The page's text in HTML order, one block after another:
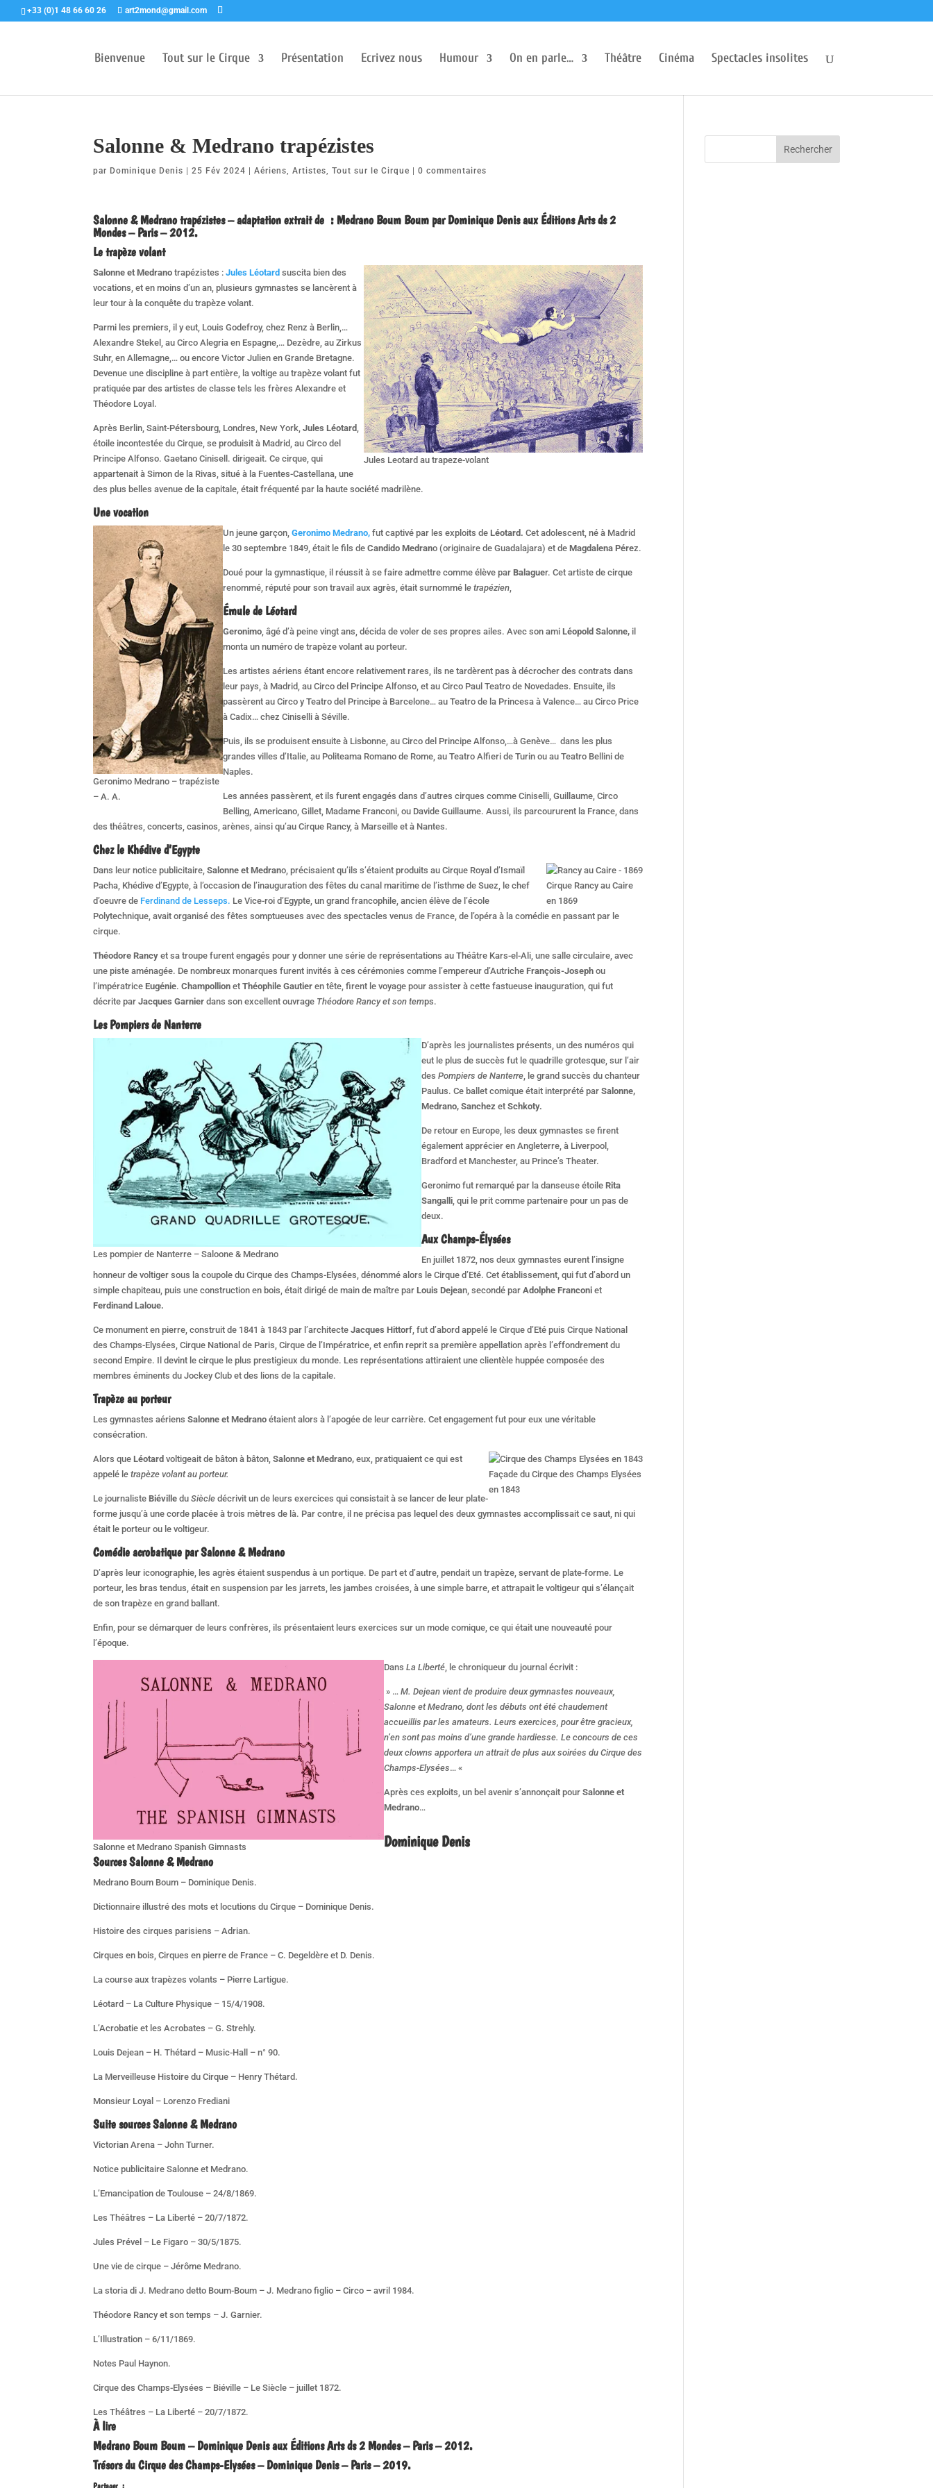
+33 (0)1 48 66 60 26 art2mond@gmail.com
Bienvenue Tout sur le Cirque Présentation Ecrivez nous Humour On en parle… Théâtre Cinéma Spectacles insolites
Salonne & Medrano trapézistes
par Dominique Denis |25 Fév 2024 |Aériens,Artistes,Tout sur le Cirque |0 commentaires
Salonne & Medrano trapézistes – adaptation extrait de : Medrano Boum Boum par Dominique Denis aux Éditions Arts ds 2
Mondes – Paris – 2012.
Le trapèze volant
Jules Leotard au trapeze-volant
Salonne et Medrano trapézistes :Jules Léotard suscita bien des
vocations, et en moins d’un an, plusieurs gymnastes se lancèrent à
leur tour à la conquête du trapèze volant.
Parmi les premiers, il y eut, Louis Godefroy, chez Renz à Berlin,…
Alexandre Stekel, au Circo Alegria en Espagne,… Dezèdre, au Zirkus
Suhr, en Allemagne,… ou encore Victor Julien en Grande Bretagne.
Devenue une discipline à part entière, la voltige au trapèze volant fut
pratiquée par des artistes de classe tels les frères Alexandre et
Théodore Loyal.
Après Berlin, Saint-Pétersbourg, Londres, New York,Jules Léotard ,
étoile incontestée du Cirque, se produisit à Madrid, au Circo del
Principe Alfonso. Gaetano Cinisell. dirigeait. Ce cirque, qui
appartenait à Simon de la Rivas, situé à la Fuentes-Castellana, une
des plus belles avenue de la capitale, était fréquenté par la haute société madrilène.
Une vocation
Geronimo Medrano – trapéziste
– A. A.
Un jeune garçon,Geronimo Medrano, fut captivé par les exploits deLéotard. Cet adolescent, né à Madrid
le 30 septembre 1849, était le fils deCandido Medrano (originaire de Guadalajara) et deMagdalena Pérez.
Doué pour la gymnastique, il réussit à se faire admettre comme élève parBalaguer. Cet artiste de cirque
renommé, réputé pour son travail aux agrès, était surnommé le trapézien,
Émule de Léotard
Geronimo, âgé d’à peine vingt ans, décida de voler de ses propres ailes. Avec son amiLéopold Salonne, il
monta un numéro de trapèze volant au porteur.
Les artistes aériens étant encore relativement rares, ils ne tardèrent pas à décrocher des contrats dans
leur pays, à Madrid, au Circo del Principe Alfonso, et au Circo Paul Teatro de Novedades. Ensuite, ils
passèrent au Circo y Teatro del Principe à Barcelone… au Teatro de la Princesa à Valence… au Circo Price
à Cadix… chez Ciniselli à Séville.
Puis, ils se produisent ensuite à Lisbonne, au Circo del Principe Alfonso,…à Genève… dans les plus
grandes villes d’Italie, au Politeama Romano de Rome, au Teatro Alfieri de Turin ou au Teatro Bellini de
Naples.
Les années passèrent, et ils furent engagés dans d’autres cirques comme Ciniselli, Guillaume, Circo
Belling, Americano, Gillet, Madame Franconi, ou Davide Guillaume. Aussi, ils parcoururent la France, dans
des théâtres, concerts, casinos, arènes, ainsi qu’au Cirque Rancy, à Marseille et à Nantes.
Chez le Khédive d’Egypte
Cirque Rancy au Caire
en 1869
Dans leur notice publicitaire,Salonne et Medrano, précisaient qu’ils s’étaient produits au Cirque Royal d’Ismaïl
Pacha, Khédive d’Egypte, à l’occasion de l’inauguration des fêtes du canal maritime de l’isthme de Suez, le chef
d’oeuvre de Ferdinand de Lesseps. Le Vice-roi d’Egypte, un grand francophile, ancien élève de l’école
Polytechnique, avait organisé des fêtes somptueuses avec des spectacles venus de France, de l’opéra à la comédie en passant par le
cirque.
Théodore Rancyet sa troupe furent engagés pour y donner une série de représentations au Théâtre Kars-el-Ali, une salle circulaire, avec
une piste aménagée. De nombreux monarques furent invités à ces cérémonies comme l’empereur d’AutricheFrançois-Joseph ou
l’impératrice Eugénie.Champollion etThéophile Gautier en tête, firent le voyage pour assister à cette fastueuse inauguration, qui fut
décrite parJacques Garnierdans son excellent ouvrage Théodore Rancy et son temps.
Les Pompiers de Nanterre
Les pompier de Nanterre – Saloone & Medrano
D’après les journalistes présents, un des numéros qui
eut le plus de succès fut le quadrille grotesque, sur l’air
desPompiers de Nanterre, le grand succès du chanteur
Paulus. Ce ballet comique était interprété par Salonne,
Medrano, Sanchez etSchkoty.
De retour en Europe, les deux gymnastes se firent
également apprécier en Angleterre, à Liverpool,
Bradford et Manchester, au Prince’s Theater.
Geronimo fut remarqué par la danseuse étoileRita
Sangalli, qui le prit comme partenaire pour un pas de
deux.
Aux Champs-Élysées
En juillet 1872, nos deux gymnastes eurent l’insigne
honneur de voltiger sous la coupole du Cirque des Champs-Elysées, dénommé alors le Cirque d’Eté. Cet établissement, qui fut d’abord un
simple chapiteau, puis une construction en bois, était dirigé de main de maître parLouis Dejean, secondé parAdolphe Franconi et
Ferdinand Laloue.
Ce monument en pierre, construit de 1841 à 1843 par l’architecteJacques Hittorf, fut d’abord appelé le Cirque d’Eté puis Cirque National
des Champs-Elysées, Cirque National de Paris, Cirque de l’Impératrice, et enfin reprit sa première appellation après l’effondrement du
second Empire. Il devint le cirque le plus prestigieux du monde. Les représentations attiraient une clientèle huppée composée des
membres éminents du Jockey Club et des lions de la capitale.
Trapèze au porteur
Les gymnastes aériensSalonne et Medrano étaient alors à l’apogée de leur carrière. Cet engagement fut pour eux une véritable
consécration.
Façade du Cirque des Champs Elysées
en 1843
Alors que Léotard voltigeait de bâton à bâton,Salonne et Medrano,eux, pratiquaient ce qui est
appelé le trapèze volant au porteur.
Le journalisteBiévilleduSiècle décrivit un de leurs exercices qui consistait à se lancer de leur plate-
forme jusqu’à une corde placée à trois mètres de là. Par contre, il ne précisa pas lequel des deux gymnastes accomplissait ce saut, ni qui
était le porteur ou le voltigeur.
Comédie acrobatique par Salonne & Medrano
D’après leur iconographie, les agrès étaient suspendus à un portique. De part et d’autre, pendait un trapèze, servant de plate-forme. Le
porteur, les bras tendus, était en suspension par les jarrets, les jambes croisées, à une simple barre, et attrapait le voltigeur qui s’élançait
de son trapèze en grand ballant.
Enfin, pour se démarquer de leurs confrères, ils présentaient leurs exercices sur un mode comique, ce qui était une nouveauté pour
l’époque.
Salonne et Medrano Spanish Gimnasts
DansLa Liberté, le chroniqueur du journal écrivit :
» …M. Dejean vient de produire deux gymnastes nouveaux,
Salonne et Medrano, dont les débuts ont été chaudement
accueillis par les amateurs. Leurs exercices, pour être gracieux,
n’en sont pas moins d’une grande hardiesse. Le concours de ces
deux clowns apportera un attrait de plus aux soirées du Cirque des
Champs-Elysées… «
Après ces exploits, un bel avenir s’annonçait pourSalonne et
Medrano…
Dominique Denis
SourcesSalonne & Medrano
Medrano Boum Boum – Dominique Denis.
Dictionnaire illustré des mots et locutions du Cirque – Dominique Denis.
Histoire des cirques parisiens – Adrian.
Cirques en bois, Cirques en pierre de France – C. Degeldère et D. Denis.
La course aux trapèzes volants – Pierre Lartigue.
Léotard – La Culture Physique – 15/4/1908.
L’Acrobatie et les Acrobates – G. Strehly.
Louis Dejean – H. Thétard – Music-Hall – n° 90.
La Merveilleuse Histoire du Cirque – Henry Thétard.
Monsieur Loyal – Lorenzo Frediani
Suite sourcesSalonne & Medrano
Victorian Arena – John Turner.
Notice publicitaire Salonne et Medrano.
L’Emancipation de Toulouse – 24/8/1869.
Les Théâtres – La Liberté – 20/7/1872.
Jules Prével – Le Figaro – 30/5/1875.
Une vie de cirque – Jérôme Medrano.
La storia di J. Medrano detto Boum-Boum – J. Medrano figlio – Circo – avril 1984.
Théodore Rancy et son temps – J. Garnier.
L’Illustration – 6/11/1869.
Notes Paul Haynon.
Cirque des Champs-Elysées – Biéville – Le Siècle – juillet 1872.
Les Théâtres – La Liberté – 20/7/1872.
À lire
Medrano Boum Boum – Dominique Denis aux Éditions Arts ds 2 Mondes – Paris – 2012.
Trésors du Cirque des Champs-Elysées – Dominique Denis – Paris – 2019.
Partager :